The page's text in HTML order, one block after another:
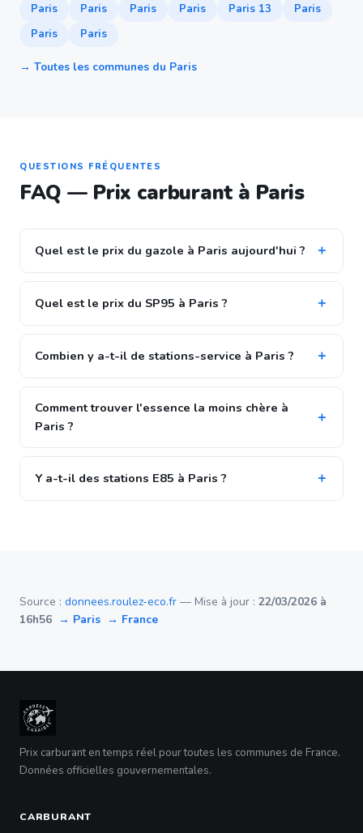
Paris
Paris Paris Paris Paris 13
Paris
Paris
Paris
→ Toutes les communes du Paris
QUESTIONS FRÉQUENTES
FAQ — Prix carburant à Paris
Quel est le prix du gazole à Paris aujourd'hui ?
Quel est le prix du SP95 à Paris ?
Combien y a-t-il de stations-service à Paris ?
Comment trouver l'essence la moins chère à
Paris ?
Y a-t-il des stations E85 à Paris ?
Source : donnees.roulez-eco.fr — Mise à jour : 22/03/2026 à
16h56 → Paris → France
Prix carburant en temps réel pour toutes les communes de France.
Données officielles gouvernementales.
CARBURANT